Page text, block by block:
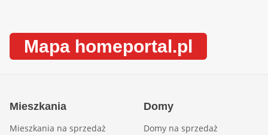
Mapa homeportal.pl
Mieszkania
Mieszkania na sprzedaż
Domy
Domy na sprzedaż